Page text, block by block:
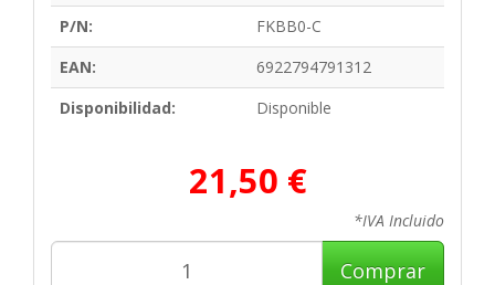
P/N:
FKBB0-C
EAN:
6922794791312
Disponibilidad:
Disponible
21,50 €
*IVA Incluido
Comprar